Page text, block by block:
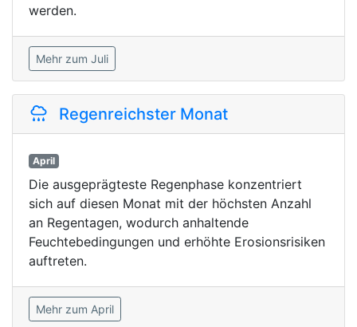
werden.
Mehr zum Juli
Regenreichster Monat
April
Die ausgeprägteste Regenphase konzentriert
sich auf diesen Monat mit der höchsten Anzahl
an Regentagen, wodurch anhaltende
Feuchtebedingungen und erhöhte Erosionsrisiken
auftreten.
Mehr zum April